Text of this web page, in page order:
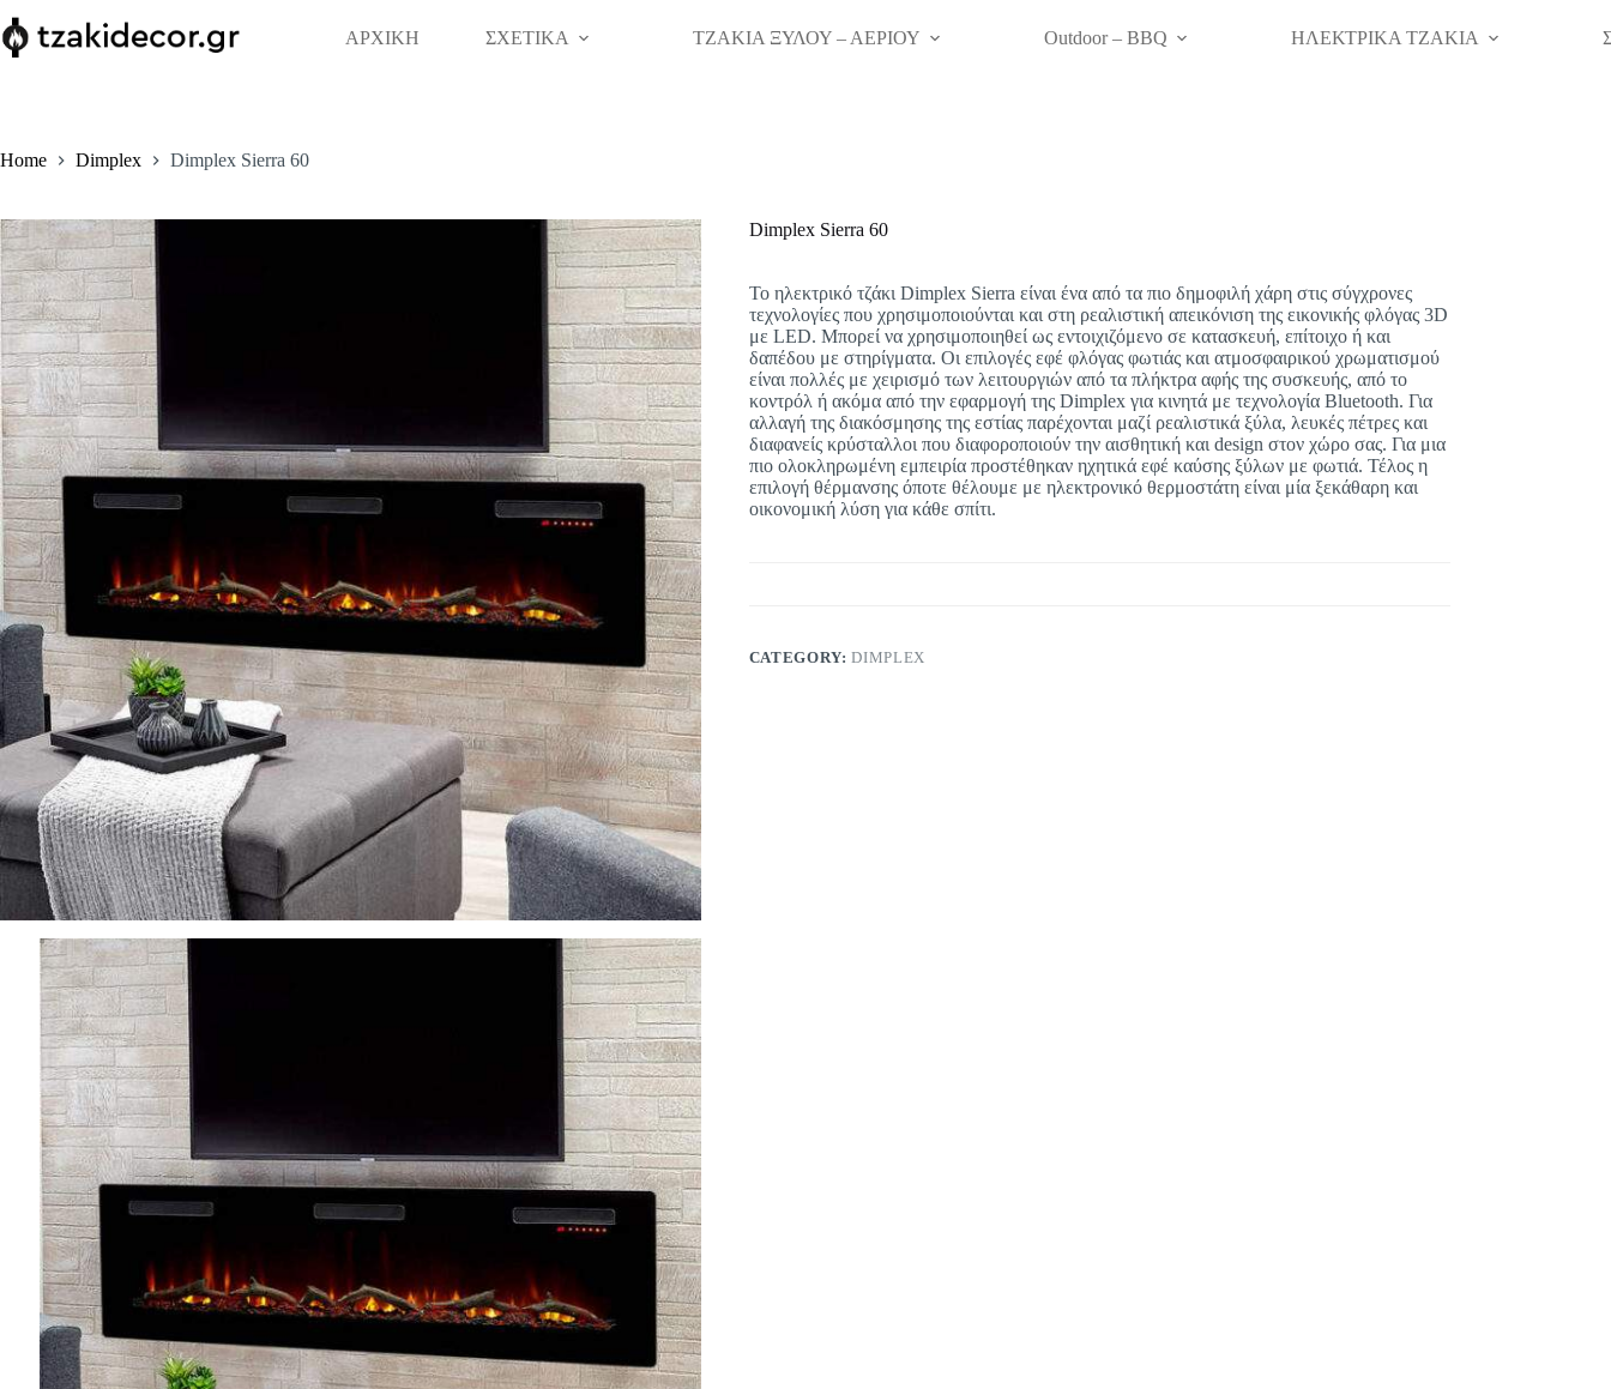
to
content
ΑΡΧΙΚΗ ΣΧΕΤΙΚΑ ΤΖΑΚΙΑ ΞΥΛΟΥ – ΑΕΡΙΟΥ Outdoor – BBQ ΗΛΕΚΤΡΙΚΑ ΤΖΑΚΙΑ
Home Dimplex Dimplex Sierra 60
Dimplex Sierra 60
Το ηλεκτρικό τζάκι Dimplex Sierra είναι ένα από τα πιο δημοφιλή χάρη στις σύγχρονες
τεχνολογίες που χρησιμοποιούνται και στη ρεαλιστική απεικόνιση της εικονικής φλόγας 3D
με LED. Μπορεί να χρησιμοποιηθεί ως εντοιχιζόμενο σε κατασκευή, επίτοιχο ή και
δαπέδου με στηρίγματα. Οι επιλογές εφέ φλόγας φωτιάς και ατμοσφαιρικού χρωματισμού
είναι πολλές με χειρισμό των λειτουργιών από τα πλήκτρα αφής της συσκευής, από το
κοντρόλ ή ακόμα από την εφαρμογή της Dimplex για κινητά με τεχνολογία Bluetooth. Για
αλλαγή της διακόσμησης της εστίας παρέχονται μαζί ρεαλιστικά ξύλα, λευκές πέτρες και
διαφανείς κρύσταλλοι που διαφοροποιούν την αισθητική και design στον χώρο σας. Για μια
πιο ολοκληρωμένη εμπειρία προστέθηκαν ηχητικά εφέ καύσης ξύλων με φωτιά. Τέλος η
επιλογή θέρμανσης όποτε θέλουμε με ηλεκτρονικό θερμοστάτη είναι μία ξεκάθαρη και
οικονομική λύση για κάθε σπίτι.
CATEGORY:DIMPLEX